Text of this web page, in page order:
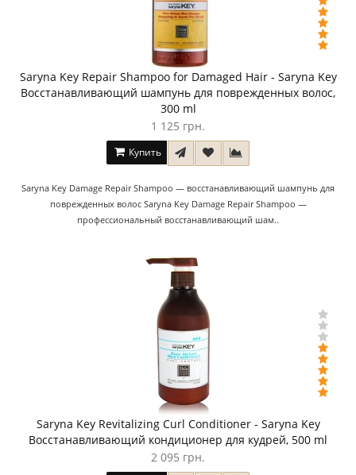
Saryna Key Repair Shampoo for Damaged Hair - Saryna Key
Восстанавливающий шампунь для поврежденных волос,
300 ml
1 125 грн.
Купить
Saryna Key Damage Repair Shampoo — восстанавливающий шампунь для
поврежденных волос Saryna Key Damage Repair Shampoo —
профессиональный восстанавливающий шам..
Saryna Key Revitalizing Curl Conditioner - Saryna Key
Восстанавливающий кондиционер для кудрей, 500 ml
2 095 грн.